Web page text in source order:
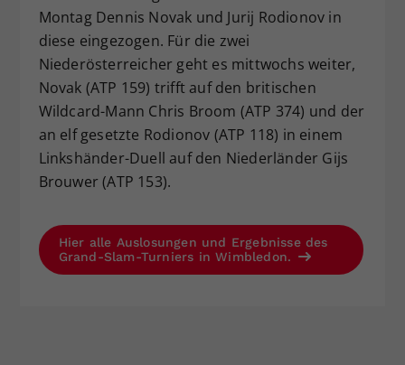
Montag Dennis Novak und Jurij Rodionov in
diese eingezogen. Für die zwei
Niederösterreicher geht es mittwochs weiter,
Novak (ATP 159) trifft auf den britischen
Wildcard-Mann Chris Broom (ATP 374) und der
an elf gesetzte Rodionov (ATP 118) in einem
Linkshänder-Duell auf den Niederländer Gijs
Brouwer (ATP 153).
Hier alle Auslosungen und Ergebnisse des
Grand-Slam-Turniers in Wimbledon.